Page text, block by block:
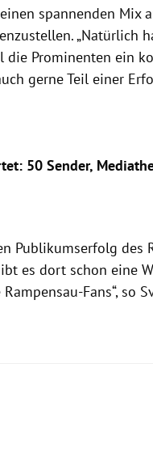
spannenden Mix
„Natürlich
Prominenten ein
gerne Teil einer
50 Sender,
Publikumserfolg des
es dort schon eine
Fans“, so